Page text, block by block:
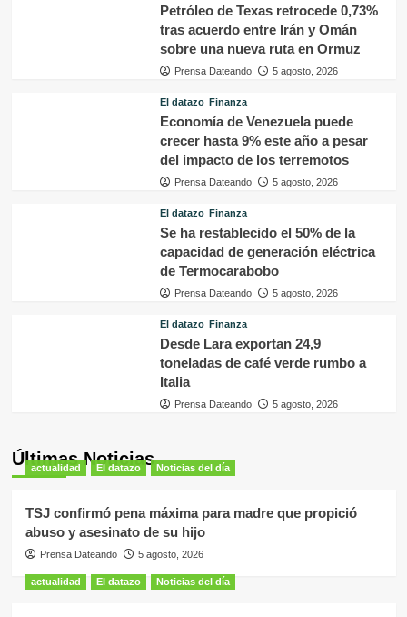
Petróleo de Texas retrocede 0,73%
tras acuerdo entre Irán y Omán
sobre una nueva ruta en Ormuz
Prensa Dateando 5 agosto, 2026
El datazo Finanza
Economía de Venezuela puede
crecer hasta 9% este año a pesar
del impacto de los terremotos
Prensa Dateando 5 agosto, 2026
El datazo Finanza
Se ha restablecido el 50% de la
capacidad de generación eléctrica
de Termocarabobo
Prensa Dateando 5 agosto, 2026
El datazo Finanza
Desde Lara exportan 24,9
toneladas de café verde rumbo a
Italia
Prensa Dateando 5 agosto, 2026
Últimas Noticias
actualidad El datazo Noticias del día
TSJ confirmó pena máxima para madre que propició
abuso y asesinato de su hijo
Prensa Dateando 5 agosto, 2026
actualidad El datazo Noticias del día